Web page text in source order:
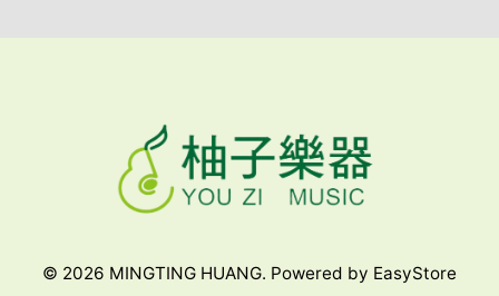
© 2026 MINGTING HUANG. Powered by EasyStore